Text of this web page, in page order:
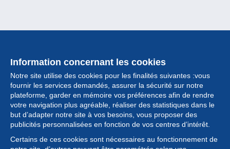
Information concernant les cookies
Notre site utilise des cookies pour les finalités suivantes :vous
fournir les services demandés, assurer la sécurité sur notre
plateforme, garder en mémoire vos préférences afin de rendre
votre navigation plus agréable, réaliser des statistiques dans le
but d’adapter notre site à vos besoins, vous proposer des
publicités personnalisées en fonction de vos centres d’intérêt.
Certains de ces cookies sont nécessaires au fonctionnement de
Collection
Actualités